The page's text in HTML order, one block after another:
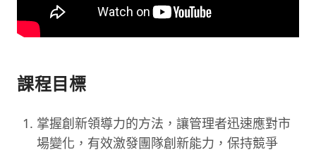
課程目標
掌握創新領導力的方法，讓管理者迅速應對市
場變化，有效激發團隊創新能力，保持競爭